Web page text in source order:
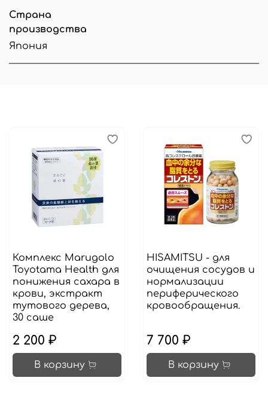
Страна
производства
Япония
Комплекс Marugolo
Toyotama Health для
понижения сахара в
крови, экстракт
тутового дерева,
30 саше
2 200 ₽
В корзину
HISAMITSU - для
очищения сосудов и
нормализации
периферического
кровообращения.
7 700 ₽
В корзину